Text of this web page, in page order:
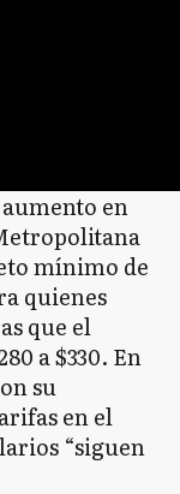
en
mínimo de
quienes
que el
a $330. En
su
en el
“siguen